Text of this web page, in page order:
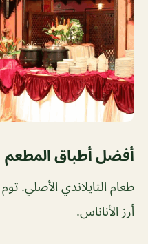
أفضل أطباق المطعم
طعام التايلاندي الأصلي. توم
أرز الأناناس.